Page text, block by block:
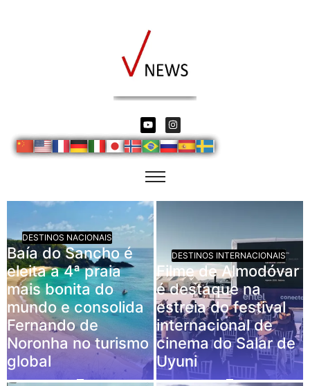
DESTINOS NACIONAIS
Baía do Sancho é
eleita a 4ª praia
mais bonita do
mundo e consolida
Fernando de
Noronha no turismo
global
DESTINOS INTERNACIONAIS
Filme de Almodóvar
é destaque na
estreia do festival
internacional de
cinema do Salar de
Uyuni